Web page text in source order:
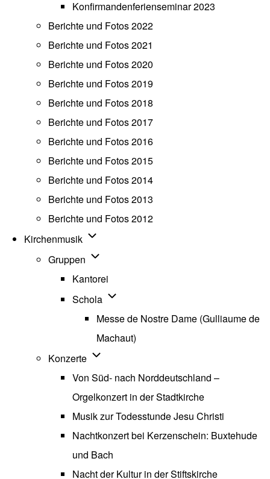
Konfirmandenferienseminar 2023
Berichte und Fotos 2022
Berichte und Fotos 2021
Berichte und Fotos 2020
Berichte und Fotos 2019
Berichte und Fotos 2018
Berichte und Fotos 2017
Berichte und Fotos 2016
Berichte und Fotos 2015
Berichte und Fotos 2014
Berichte und Fotos 2013
Berichte und Fotos 2012
Kirchenmusik Unternavigation von Kirchenmusik
Gruppen Unternavigation von Gruppen
Kantorei
Schola Unternavigation von Schola
Messe de Nostre Dame (Gulliaume de
Machaut)
Konzerte Unternavigation von Konzerte
Von Süd- nach Norddeutschland –
Orgelkonzert in der Stadtkirche
Musik zur Todesstunde Jesu Christi
Nachtkonzert bei Kerzenschein: Buxtehude
und Bach
Nacht der Kultur in der Stiftskirche